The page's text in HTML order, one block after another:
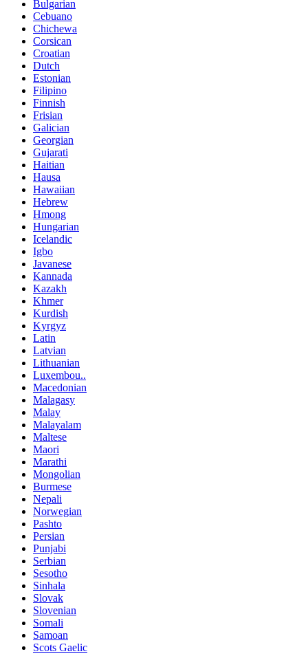
Bulgarian
Cebuano
Chichewa
Corsican
Croatian
Dutch
Estonian
Filipino
Finnish
Frisian
Galician
Georgian
Gujarati
Haitian
Hausa
Hawaiian
Hebrew
Hmong
Hungarian
Icelandic
Igbo
Javanese
Kannada
Kazakh
Khmer
Kurdish
Kyrgyz
Latin
Latvian
Lithuanian
Luxembou..
Macedonian
Malagasy
Malay
Malayalam
Maltese
Maori
Marathi
Mongolian
Burmese
Nepali
Norwegian
Pashto
Persian
Punjabi
Serbian
Sesotho
Sinhala
Slovak
Slovenian
Somali
Samoan
Scots Gaelic